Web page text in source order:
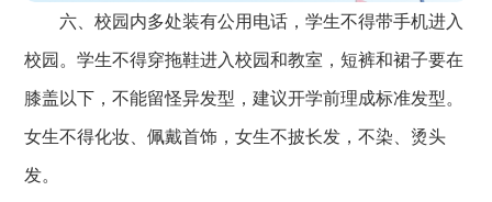
六、校园内多处装有公用电话，学生不得带手机进入
校园。学生不得穿拖鞋进入校园和教室，短裤和裙子要在
膝盖以下，不能留怪异发型，建议开学前理成标准发型。
女生不得化妆、佩戴首饰，女生不披长发，不染、烫头
发。